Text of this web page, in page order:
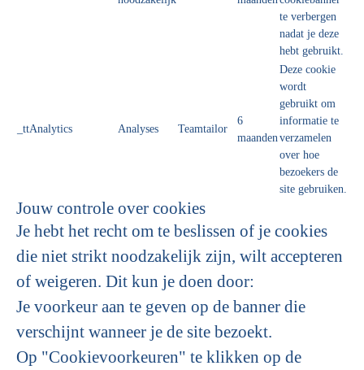
te verbergen
nadat je deze
hebt gebruikt.
_ttAnalytics Analyses Teamtailor
6
maanden
Deze cookie
wordt
gebruikt om
informatie te
verzamelen
over hoe
bezoekers de
site gebruiken.
Jouw controle over cookies
Je hebt het recht om te beslissen of je cookies
die niet strikt noodzakelijk zijn, wilt accepteren
of weigeren. Dit kun je doen door:
Je voorkeur aan te geven op de banner die
verschijnt wanneer je de site bezoekt.
Op "Cookievoorkeuren" te klikken op de